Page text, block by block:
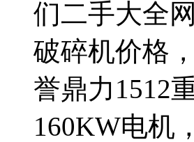
们二手大全
破碎机价格
誉鼎力1512
160KW电机